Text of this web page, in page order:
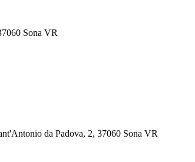
Sona VR
da Padova, 2, 37060 Sona VR